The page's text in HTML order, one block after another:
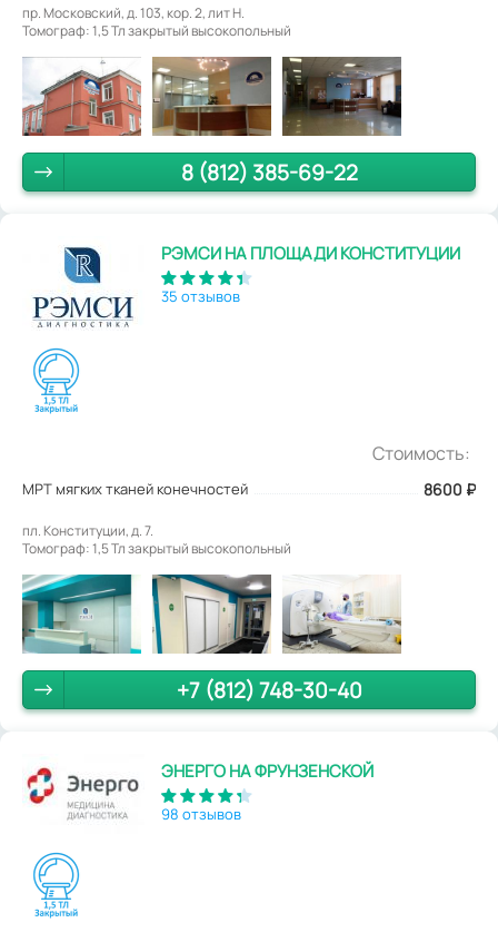
пр. Московский, д. 103, кор. 2, лит Н.
Томограф: 1,5 Тл закрытый высокопольный
8 (812) 385-69-22
РЭМСИ НА ПЛОЩАДИ КОНСТИТУЦИИ
35 отзывов
Стоимость:
МРТ мягких тканей конечностей 8600 ₽
пл. Конституции, д. 7.
Томограф: 1,5 Тл закрытый высокопольный
+7 (812) 748-30-40
ЭНЕРГО НА ФРУНЗЕНСКОЙ
98 отзывов